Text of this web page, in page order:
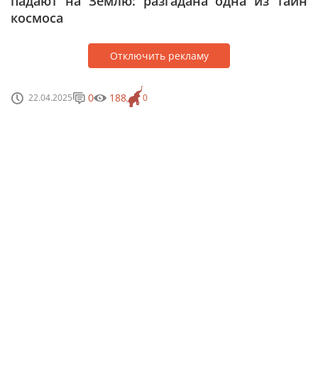
космоса
Отключить рекламу
22.04.2025 0
0 188